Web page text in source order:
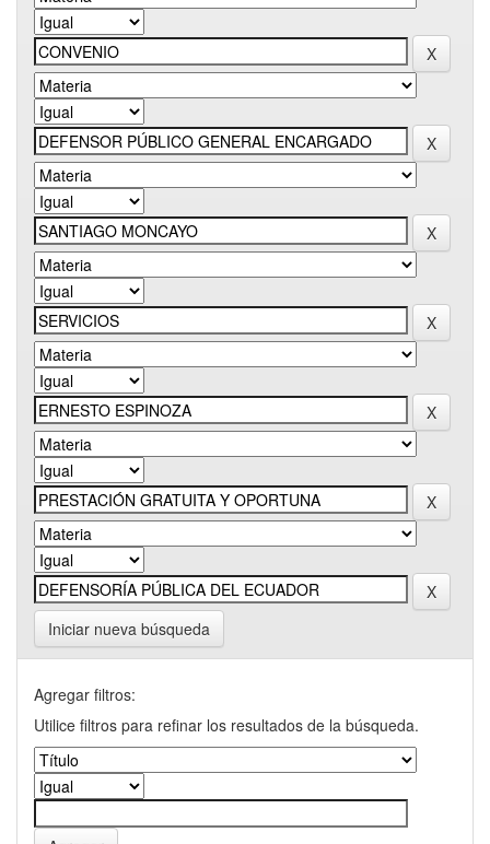
Iniciar nueva búsqueda
Agregar filtros:
Utilice filtros para refinar los resultados de la búsqueda.